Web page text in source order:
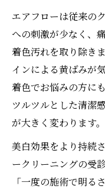
歯科での
従来の歯科
較
バイオフィ
腔環境
エアフローが
歯科エアフ
する方法
エアフローは従来の
への刺激が少なく、
着色汚れを取り除き
インによる黄ばみが
着色でお悩みの方に
ツルツルとした清潔
が大きく変わります。
美白効果をより持続
ークリーニングの受
「一度の施術で明る